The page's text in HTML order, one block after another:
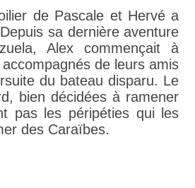
de Pascale et Hervé a
sa dernière aventure
Alex commençait à
de leurs amis
du bateau disparu. Le
bien décidées à ramener
pas les péripéties qui les
des Caraïbes.